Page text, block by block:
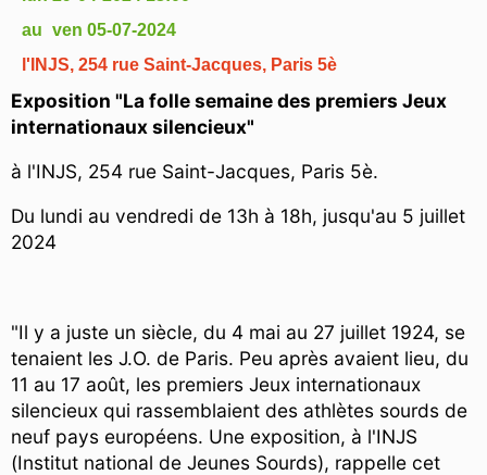
ven 05-07-2024
l'INJS, 254 rue Saint-Jacques, Paris 5è
Exposition "La folle semaine des premiers Jeux
internationaux silencieux"
à l'INJS, 254 rue Saint-Jacques, Paris 5è.
Du lundi au vendredi de 13h à 18h, jusqu'au 5 juillet
2024
"Il y a juste un siècle, du 4 mai au 27 juillet 1924, se
tenaient les J.O. de Paris. Peu après avaient lieu, du
11 au 17 août, les premiers Jeux internationaux
silencieux qui rassemblaient des athlètes sourds de
neuf pays européens. Une exposition, à l'INJS
(Institut national de Jeunes Sourds), rappelle cet